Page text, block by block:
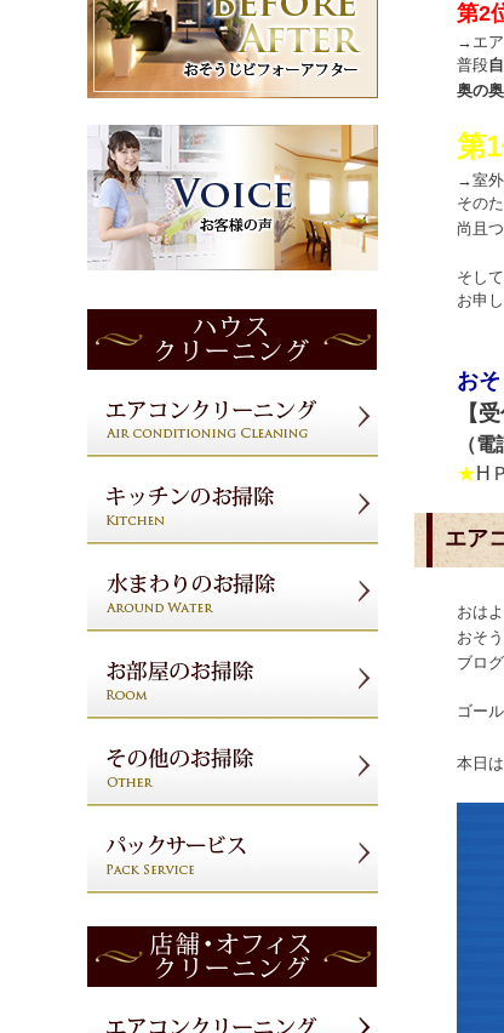
第2
→エア
普段
奥の
第
→室
その
尚且つ
そして
お申
お
【
（
★H
エア
おは
おそ
ブロ
ゴー
本日